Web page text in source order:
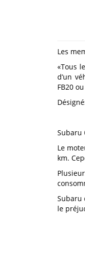
Les
«Tous
d’un
FB20
Subaru
Le
km.
Subaru
le